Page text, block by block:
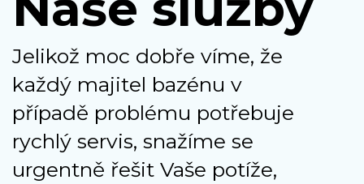
Jelikož moc dobře víme, že
každý majitel bazénu v
případě problému potřebuje
rychlý servis, snažíme se
urgentně řešit Vaše potíže,